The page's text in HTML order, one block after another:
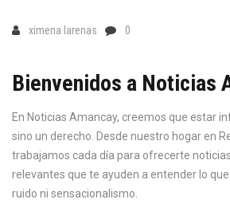
ximena larenas 0
Bienvenidos a Noticias
En Noticias Amancay, creemos que estar
sino un derecho. Desde nuestro hogar en
trabajamos cada día para ofrecerte
relevantes que te ayuden a entender lo
ruido ni sensacionalismo.